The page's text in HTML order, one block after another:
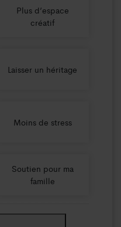
Plus d’espace
créatif
Laisser un héritage
Moins de stress
Soutien pour ma
famille